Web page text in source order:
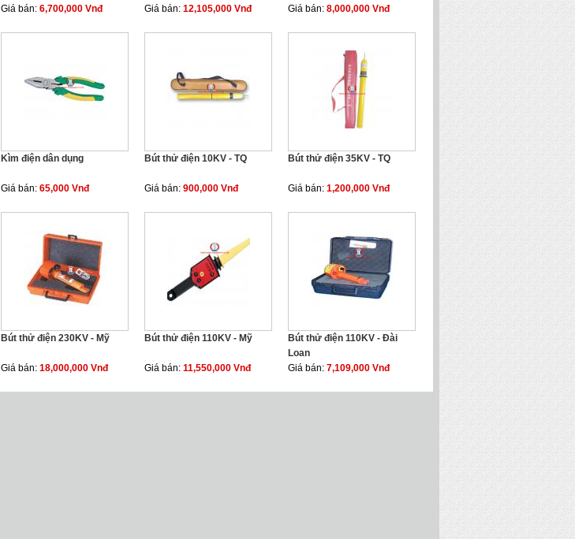
Giá bán: 6,700,000 Vnđ
Giá bán: 12,105,000 Vnđ
Giá bán: 8,000,000 Vnđ
Kìm điện dân dụng
Giá bán: 65,000 Vnđ
Bút thử điện 10KV - TQ
Giá bán: 900,000 Vnđ
Bút thử điện 35KV - TQ
Giá bán: 1,200,000 Vnđ
Bút thử điện 230KV - Mỹ
Giá bán: 18,000,000 Vnđ
Bút thử điện 110KV - Mỹ
Giá bán: 11,550,000 Vnđ
Bút thử điện 110KV - Đài
Loan
Giá bán: 7,109,000 Vnđ